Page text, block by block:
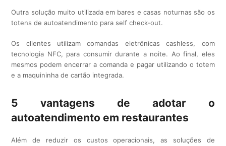
Outra solução muito utilizada em bares e casas noturnas são os
totens de autoatendimento para self check-out.
Os clientes utilizam comandas eletrônicas cashless, com
tecnologia NFC, para consumir durante a noite. Ao final, eles
mesmos podem encerrar a comanda e pagar utilizando o totem
e a maquininha de cartão integrada.
5 vantagens de adotar o
autoatendimento em restaurantes
Além de reduzir os custos operacionais, as soluções de